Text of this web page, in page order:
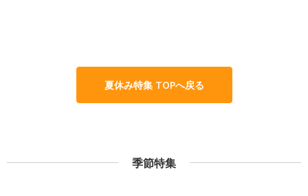
夏休み特集 TOPへ戻る
季節特集